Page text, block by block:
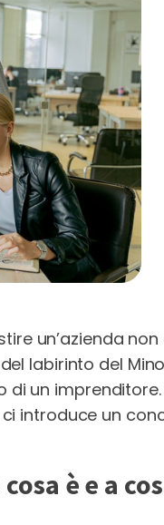
un’azienda
labirinto del
di un imprenditore.
introduce un
è e a